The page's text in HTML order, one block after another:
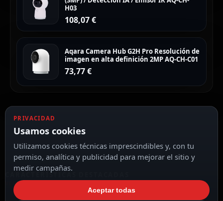
H03
108,07€
Aqara Camera Hub G2H Pro Resolución de
imagen en alta definición 2MP AQ-CH-C01
73,77€
CARACTERÍSTICAS DESTACADAS
VER TODAS LAS CARACTERÍSTICAS
PRIVACIDAD
Usamos cookies
Utilizamos cookies técnicas imprescindibles y, con tu
permiso, analítica y publicidad para mejorar el sitio y
medir campañas.
Aceptar todas